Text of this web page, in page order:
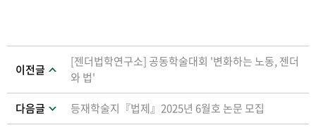
이전글
[젠더법학연구소] 공동학술대회 '변화하는 노동, 젠더
와 법'
다음글
등재학술지『법제』2025년 6월호 논문 모집